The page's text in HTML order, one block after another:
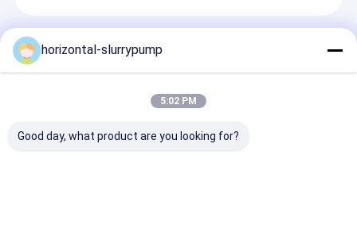
Empfohlene Produkte
horizontal-slurrypump
5:02 PM
Good day, what product are you looking for?